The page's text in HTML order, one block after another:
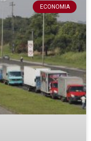
ECONOMIA